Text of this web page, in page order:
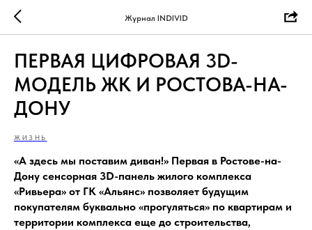
Журнал INDIVID
ПЕРВАЯ ЦИФРОВАЯ 3D-
МОДЕЛЬ ЖК И РОСТОВА-НА-
ДОНУ
ЖИЗНЬ
«А здесь мы поставим диван!» Первая в Ростове-на-
Дону сенсорная 3D-панель жилого комплекса
«Ривьера» от ГК «Альянс» позволяет будущим
покупателям буквально «прогуляться» по квартирам и
территории комплекса еще до строительства,